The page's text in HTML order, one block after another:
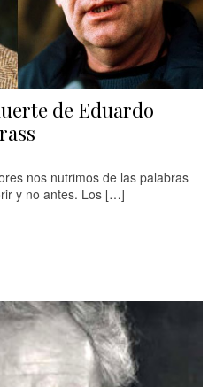
de Eduardo
nos nutrimos de las palabras
y no antes. Los […]